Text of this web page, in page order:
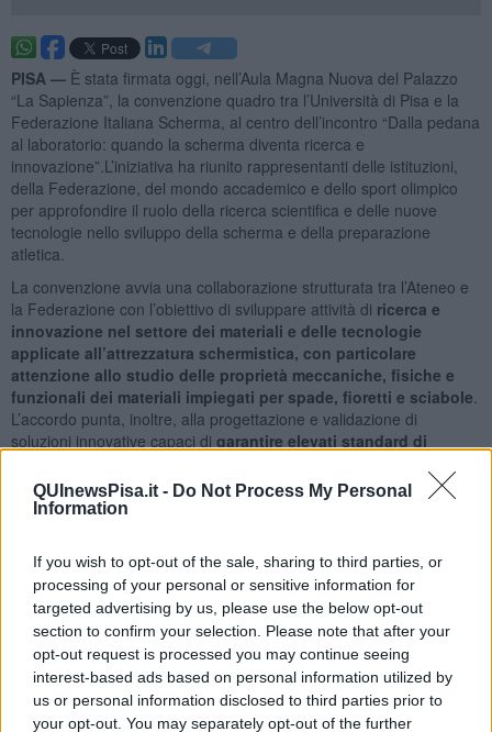
QUInewsPisa.it - Do Not Process My Personal
Information
If you wish to opt-out of the sale, sharing to third parties, or
processing of your personal or sensitive information for
targeted advertising by us, please use the below opt-out
section to confirm your selection. Please note that after your
opt-out request is processed you may continue seeing
interest-based ads based on personal information utilized by
us or personal information disclosed to third parties prior to
your opt-out. You may separately opt-out of the further
PISA — È stata firmata oggi, nell’Aula Magna Nuova del Palazzo
“La Sapienza”, la convenzione quadro tra l’Università di Pisa e la
Federazione Italiana Scherma, al centro dell’incontro “Dalla pedana
al laboratorio: quando la scherma diventa ricerca e
innovazione”.L’iniziativa ha riunito rappresentanti delle istituzioni,
della Federazione, del mondo accademico e dello sport olimpico
per approfondire il ruolo della ricerca scientifica e delle nuove
tecnologie nello sviluppo della scherma e della preparazione
atletica.
La convenzione avvia una collaborazione strutturata tra l’Ateneo e
la Federazione con l’obiettivo di sviluppare attività di ricerca e
innovazione nel settore dei materiali e delle tecnologie
applicate all’attrezzatura schermistica, con particolare
attenzione allo studio delle proprietà meccaniche, fisiche e
funzionali dei materiali impiegati per spade, fioretti e sciabole
L’accordo punta, inoltre, alla progettazione e validazione di
soluzioni innovative capaci di garantire elevati standard di
attraversol’individuazione di alternative ai materiali oggi
utilizzati. Un altro obiettivo condiviso riguarda la promozione di
pratica sportiva. La collaborazione prevede la possibilità di attivare
ricerche in collaborazione e conto terzi, laboratori congiunti, tirocini
curriculari e non curriculari, borse di ricerca e di dottorato, contratti
di apprendistato e percorsi di formazione continua.Ad aprire
l’incontro sono stati i saluti del Rettore dell’Università di Pisa
Riccardo Zucchi e dell’Assessore del Comune di Pisa con delega
allo SportFrida Scarpa. Sono intervenutiChiara Galletti, Delegata
del Rettore per le Relazioni con le Imprese,Renzo Valentini